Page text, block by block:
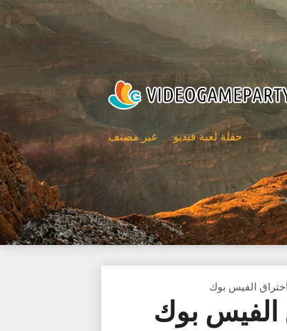
حفلة لعبة فيديو غير مصنف
الفيس بوك
الفيس بوك